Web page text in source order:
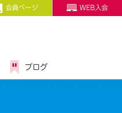
会員ページ WEB入会
ブログ